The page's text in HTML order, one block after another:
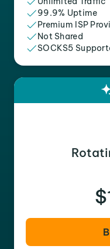
99.9% Uptime
Premium ISP
Not Shared
SOCKS5